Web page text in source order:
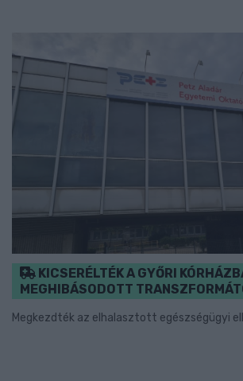
KICSERÉLTÉK A GYŐRI
MEGHIBÁSODOTT
Megkezdték az elhalasztott egészségügyi